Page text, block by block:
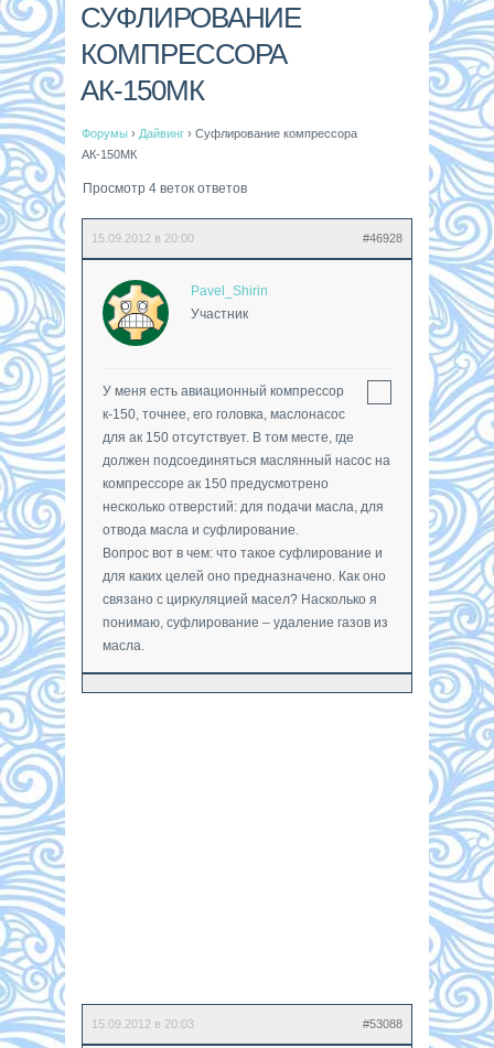
СУФЛИРОВАНИЕ
КОМПРЕССОРА
АК-150МК
Форумы › Дайвинг › Суфлирование компрессора
АК-150МК
Просмотр 4 веток ответов
15.09.2012 в 20:00 #46928
Pavel_Shirin
Участник
У меня есть авиационный компрессор
к-150, точнее, его головка, маслонасос
для ак 150 отсутствует. В том месте, где
должен подсоединяться маслянный насос на
компрессоре ак 150 предусмотрено
несколько отверстий: для подачи масла, для
отвода масла и суфлирование.
Вопрос вот в чем: что такое суфлирование и
для каких целей оно предназначено. Как оно
связано с циркуляцией масел? Насколько я
понимаю, суфлирование – удаление газов из
масла.
15.09.2012 в 20:03 #53088